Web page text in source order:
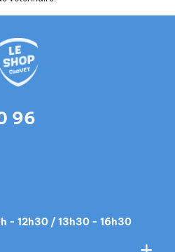
96
- 12h30 / 13h30 - 16h30